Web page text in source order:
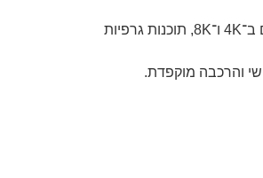
, זהו מחשב שמוכן להתמודד עם משחקים ב־4K ו־8K, תוכנות גרפיות
והרכבה מוקפדת.